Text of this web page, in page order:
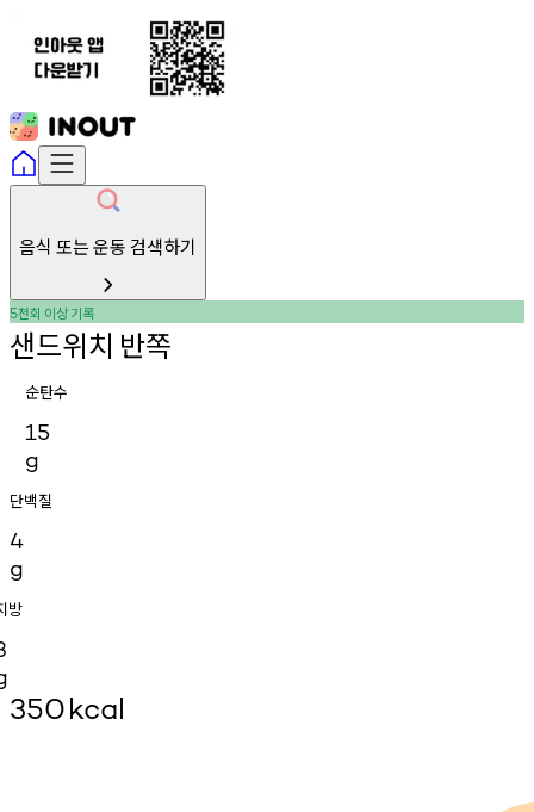
음식 또는 운동 검색하기
5천회 이상기록
샌드위치 반쪽
순탄수
15
g
단백질
4
g
방
350kcal